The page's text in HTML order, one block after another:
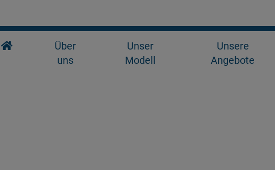
Über
uns
Unser
Modell
Unsere
Angebote